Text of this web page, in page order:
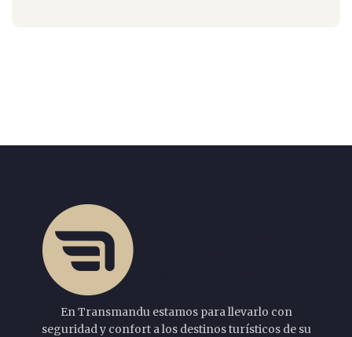
En Transmandu estamos para llevarlo con
seguridad y confort a los destinos turísticos de su